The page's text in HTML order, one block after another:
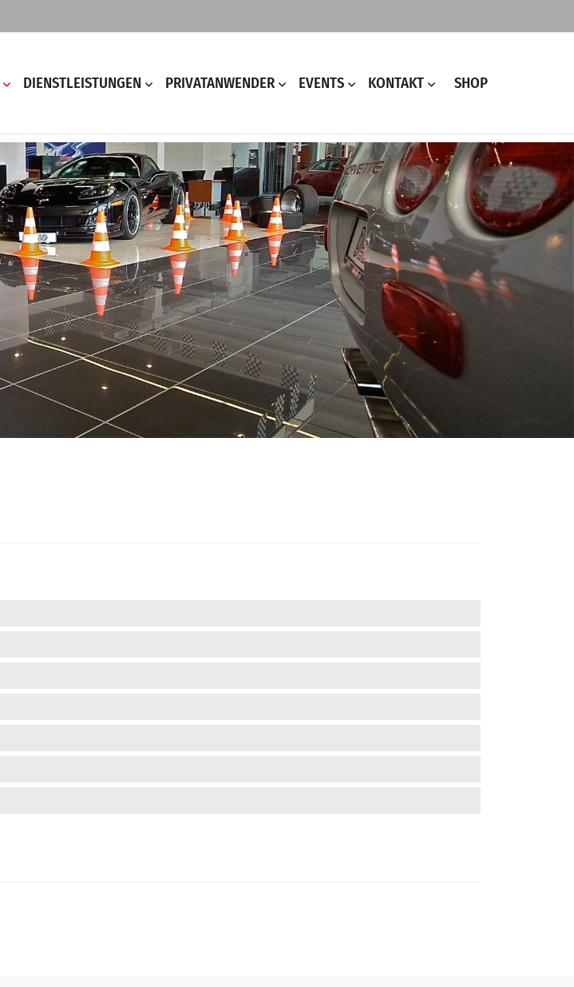
DIENSTLEISTUNGEN PRIVATANWENDER EVENTS KONTAKT SHOP